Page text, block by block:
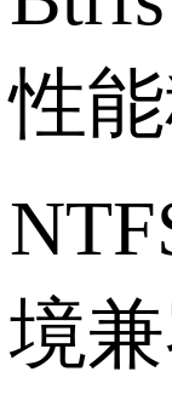
性能
境